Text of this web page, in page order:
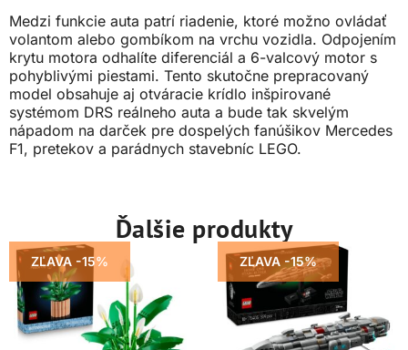
Medzi funkcie auta patrí riadenie, ktoré možno ovládať
volantom alebo gombíkom na vrchu vozidla. Odpojením
krytu motora odhalíte diferenciál a 6-valcový motor s
pohyblivými piestami. Tento skutočne prepracovaný
model obsahuje aj otváracie krídlo inšpirované
systémom DRS reálneho auta a bude tak skvelým
nápadom na darček pre dospelých fanúšikov Mercedes
F1, pretekov a parádnych stavebníc LEGO.
Ďalšie produkty
ZĽAVA -15% ZĽAVA -15%